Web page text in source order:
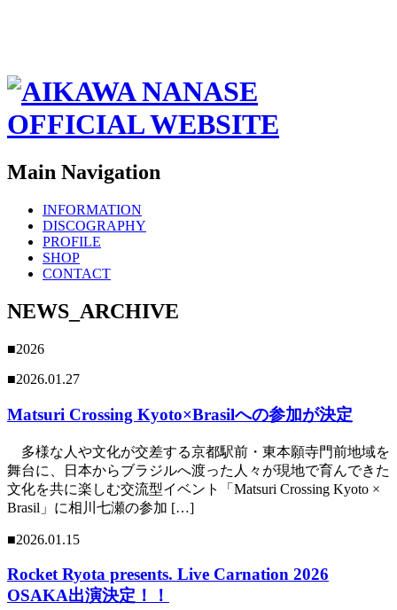
Main Navigation
INFORMATION
DISCOGRAPHY
PROFILE
SHOP
CONTACT
NEWS_ARCHIVE
■2026
■2026.01.27
Matsuri Crossing Kyoto×Brasilへの参加が決定
多様な人や文化が交差する京都駅前・東本願寺門前地域を
舞台に、日本からブラジルへ渡った人々が現地で育んできた
文化を共に楽しむ交流型イベント「Matsuri Crossing Kyoto ×
Brasil」に相川七瀬の参加 […]
■2026.01.15
Rocket Ryota presents. Live Carnation 2026
OSAKA出演決定！！